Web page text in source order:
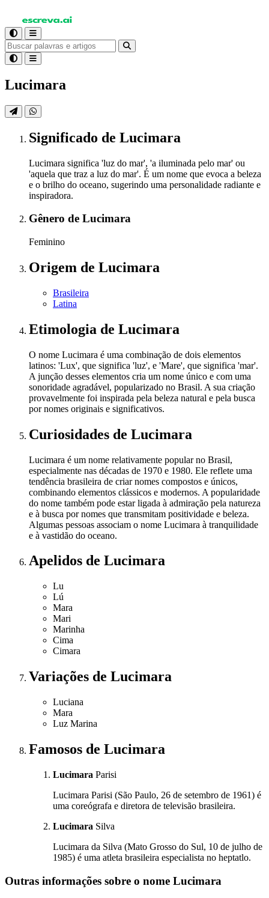
Lucimara
Significado de Lucimara
Lucimara significa 'luz do mar', 'a iluminada pelo mar' ou
'aquela que traz a luz do mar'. É um nome que evoca a beleza
e o brilho do oceano, sugerindo uma personalidade radiante e
inspiradora.
Gênero de Lucimara
Feminino
Origem de Lucimara
Brasileira
Latina
Etimologia de Lucimara
O nome Lucimara é uma combinação de dois elementos
latinos: 'Lux', que significa 'luz', e 'Mare', que significa 'mar'.
A junção desses elementos cria um nome único e com uma
sonoridade agradável, popularizado no Brasil. A sua criação
provavelmente foi inspirada pela beleza natural e pela busca
por nomes originais e significativos.
Curiosidades de Lucimara
Lucimara é um nome relativamente popular no Brasil,
especialmente nas décadas de 1970 e 1980. Ele reflete uma
tendência brasileira de criar nomes compostos e únicos,
combinando elementos clássicos e modernos. A popularidade
do nome também pode estar ligada à admiração pela natureza
e à busca por nomes que transmitam positividade e beleza.
Algumas pessoas associam o nome Lucimara à tranquilidade
e à vastidão do oceano.
Apelidos de Lucimara
Lu
Lú
Mara
Mari
Marinha
Cima
Cimara
Variações de Lucimara
Luciana
Mara
Luz Marina
Famosos de Lucimara
Lucimara Parisi
Lucimara Parisi (São Paulo, 26 de setembro de 1961) é
uma coreógrafa e diretora de televisão brasileira.
Lucimara Silva
Lucimara da Silva (Mato Grosso do Sul, 10 de julho de
1985) é uma atleta brasileira especialista no heptatlo.
Outras informações sobre o nome Lucimara